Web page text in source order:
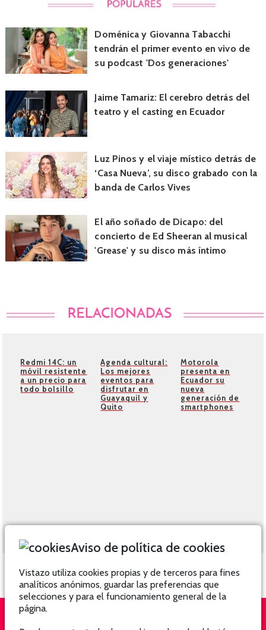
Doménica y Giovanna Tabacchi
tendrán el primer evento en vivo de
su podcast 'Dos generaciones'
Jaime Tamariz: El cerebro detrás del
teatro y el casting en Ecuador
Luz Pinos y el viaje místico detrás de
‘Casa Nueva’, su disco grabado con la
banda de Carlos Vives
El año soñado de Dicapo: del
concierto de Ed Sheeran al musical
'Grease' y su disco más íntimo
Redmi 14C: un
móvil resistente
a un precio para
todo bolsillo
Agenda cultural:
Los mejores
eventos para
disfrutar en
Guayaquil y
Quito
Motorola
presenta en
Ecuador su
nueva
generación de
smartphones
Aviso de política de cookies
Vistazo utiliza cookies propias y de terceros para fines
analíticos anónimos, guardar las preferencias que
selecciones y para el funcionamiento general de la
página.